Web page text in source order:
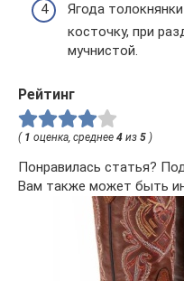
Ягода
косточку, при
мучнистой.
Рейтинг
( 1 оценка, среднее 4 из 5 )
Понравилась статья?
Вам также может быть